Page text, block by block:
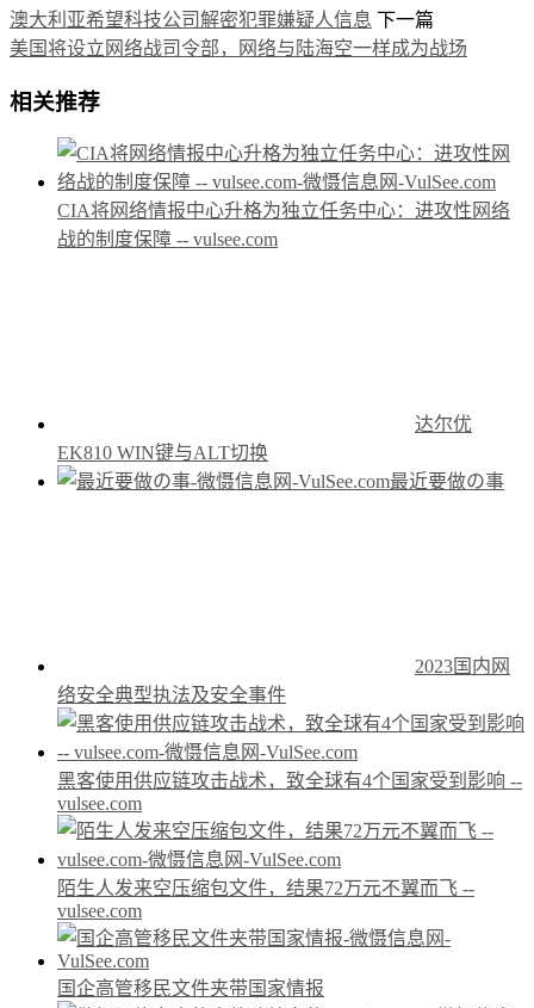
澳大利亚希望科技公司解密犯罪嫌疑人信息 下一篇
美国将设立网络战司令部，网络与陆海空一样成为战场
相关推荐
CIA将网络情报中心升格为独立任务中心：进攻性网络
战的制度保障 -- vulsee.com
达尔优
EK810 WIN键与ALT切换
最近要做の事
2023国内网
络安全典型执法及安全事件
黑客使用供应链攻击战术，致全球有4个国家受到影响 --
vulsee.com
陌生人发来空压缩包文件，结果72万元不翼而飞 --
vulsee.com
国企高管移民文件夹带国家情报